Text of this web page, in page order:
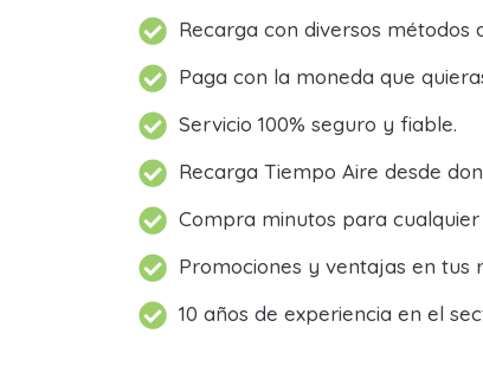
Recarga con diversos métodos
Paga con la moneda que
Servicio 100% seguro y fiable.
Recarga Tiempo Aire desde
Compra minutos para
Promociones y ventajas en tus
10 años de experiencia en el